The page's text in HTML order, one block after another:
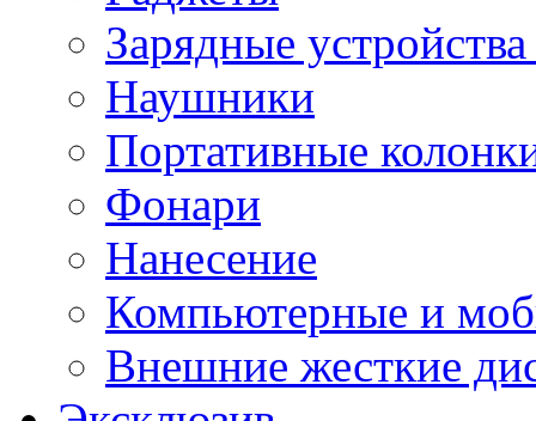
Зарядные
Наушники
Портативные
Фонари
Нанесение
Компьютерные и
Внешние жесткие